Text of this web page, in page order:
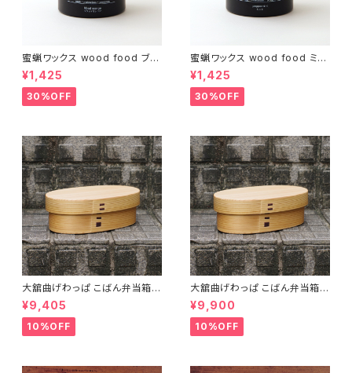
蜜蝋ワックス wood food ブラ
ッドオレンジ【DIY】【木工】【ギフ
ト プレゼント】【父の日 お誕生
日】
¥1,425
30%OFF
蜜蝋ワックス wood food ミン
ト【DIY】【木工】【ギフト プレゼン
ト】【父の日 お誕生日】
¥1,425
30%OFF
大舘曲げわっぱ こばん弁当箱
（小） りょうび庵 秋田県大舘市
【伝統的工芸品】【民藝品】【ギフ
ト プレゼント】【父の日 お誕生
日】
¥9,405
10%OFF
大舘曲げわっぱ こばん弁当箱
（中） りょうび庵 秋田県大舘市
【伝統的工芸品】【民藝品】【ギフ
ト プレゼント】【父の日 お誕生
日】
¥9,900
10%OFF